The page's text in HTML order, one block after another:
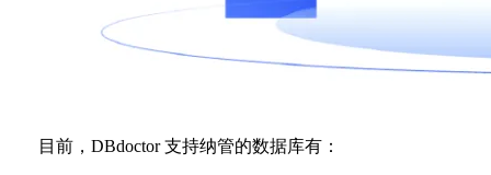
目前，DBdoctor 支持纳管的数据库有：